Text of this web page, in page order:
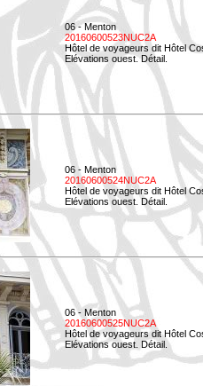
06 - Menton
20160600523NUC2A
Hôtel de voyageurs dit Hôtel
Elévations ouest. Détail.
06 - Menton
20160600524NUC2A
Hôtel de voyageurs dit Hôtel
Elévations ouest. Détail.
06 - Menton
20160600525NUC2A
Hôtel de voyageurs dit Hôtel
Elévations ouest. Détail.